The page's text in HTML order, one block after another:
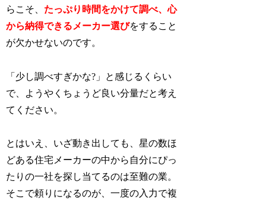
らこそ、 たっぷり時間をかけて調べ、心
から納得できるメーカー選びをすること
が欠かせないのです。
「少し調べすぎかな?」と感じるくらい
で、ようやくちょうど良い分量だと考え
てください。
とはいえ、いざ動き出しても、星の数ほ
どある住宅メーカーの中から自分にぴっ
たりの一社を探し当てるのは至難の業。
そこで頼りになるのが、一度の入力で複